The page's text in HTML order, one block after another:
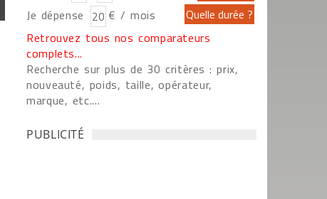
Je dépense
€ / mois
Retrouvez tous nos comparateurs
complets...
Recherche sur plus de 30 critères : prix,
nouveauté, poids, taille, opérateur,
marque, etc....
PUBLICITÉ